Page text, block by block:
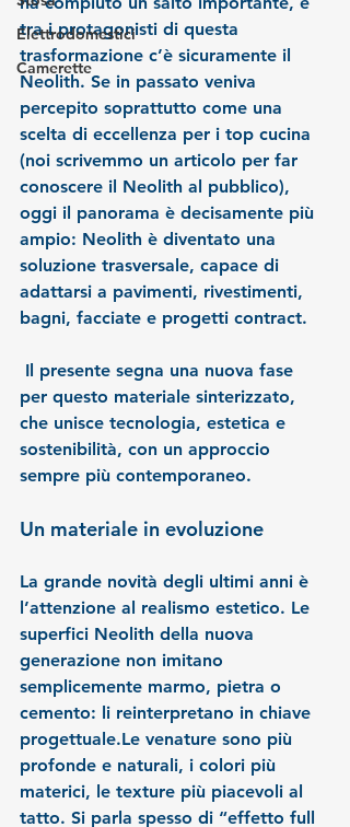
Elettrodomestici
Camerette
tra i protagonisti di questa
trasformazione c’è sicuramente il
Neolith. Se in passato veniva
percepito soprattutto come una
scelta di eccellenza per i top cucina
(noi scrivemmo un articolo per far
conoscere il Neolith al pubblico),
oggi il panorama è decisamente più
ampio: Neolith è diventato una
soluzione trasversale, capace di
adattarsi a pavimenti, rivestimenti,
bagni, facciate e progetti contract.
per questo materiale sinterizzato,
che unisce tecnologia, estetica e
sostenibilità, con un approccio
sempre più contemporaneo.
Un materiale in evoluzione
La grande novità degli ultimi anni è
l’attenzione al realismo estetico. Le
superfici Neolith della nuova
generazione non imitano
semplicemente marmo, pietra o
cemento: li reinterpretano in chiave
progettuale.Le venature sono più
profonde e naturali, i colori più
materici, le texture più piacevoli al
tatto. Si parla spesso di “effetto full